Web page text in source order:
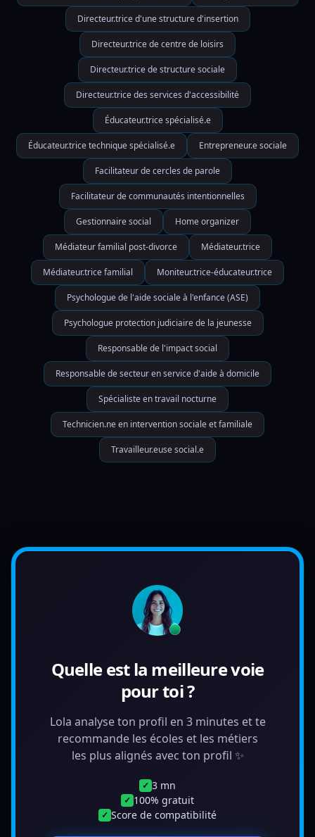
Directeur.trice d'une structure d'insertion
Directeur.trice de centre de loisirs
Directeur.trice de structure sociale
Directeur.trice des services d'accessibilité
Éducateur.trice spécialisé.e
Éducateur.trice technique spécialisé.e Entrepreneur.e sociale
Facilitateur de cercles de parole
Facilitateur de communautés intentionnelles
Gestionnaire social Home organizer
Médiateur familial post-divorce Médiateur.trice
Médiateur.trice familial Moniteur.trice-éducateur.trice
Psychologue de l'aide sociale à l'enfance (ASE)
Psychologue protection judiciaire de la jeunesse
Responsable de l'impact social
Responsable de secteur en service d'aide à domicile
Spécialiste en travail nocturne
Technicien.ne en intervention sociale et familiale
Travailleur.euse social.e
Quelle est la meilleure voie
pour toi ?
Lola analyse ton profil en 3 minutes et te
recommande les écoles et les métiers
les plus alignés avec ton profil ✨
✓ 3 mn
✓ 100% gratuit
✓ Score de compatibilité